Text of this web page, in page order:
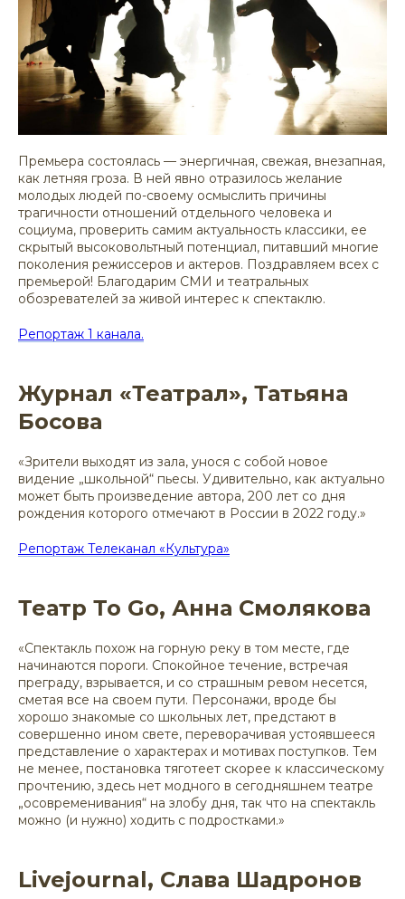
Премьера состоялась — энергичная, свежая, внезапная,
как летняя гроза. В ней явно отразилось желание
молодых людей по-своему осмыслить причины
трагичности отношений отдельного человека и
социума, проверить самим актуальность классики, ее
скрытый высоковольтный потенциал, питавший многие
поколения режиссеров и актеров. Поздравляем всех с
премьерой! Благодарим СМИ и театральных
обозревателей за живой интерес к спектаклю.
Репортаж 1 канала.
Журнал «Театрал», Татьяна
Босова
«Зрители выходят из зала, унося с собой новое
видение „школьной“ пьесы. Удивительно, как актуально
может быть произведение автора, 200 лет со дня
рождения которого отмечают в России в 2022 году.»
Репортаж Телеканал «Культура»
Театр То Go, Анна Смолякова
«Спектакль похож на горную реку в том месте, где
начинаются пороги. Спокойное течение, встречая
преграду, взрывается, и со страшным ревом несется,
сметая все на своем пути. Персонажи, вроде бы
хорошо знакомые со школьных лет, предстают в
совершенно ином свете, переворачивая устоявшееся
представление о характерах и мотивах поступков. Тем
не менее, постановка тяготеет скорее к классическому
прочтению, здесь нет модного в сегодняшнем театре
„осовременивания“ на злобу дня, так что на спектакль
можно (и нужно) ходить с подростками.»
Livejournal, Слава Шадронов